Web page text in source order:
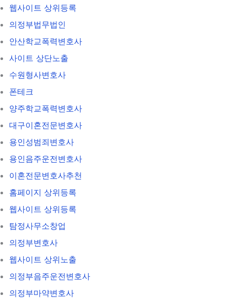
웹사이트 상위등록
의정부법무법인
안산학교폭력변호사
사이트 상단노출
수원형사변호사
폰테크
양주학교폭력변호사
대구이혼전문변호사
용인성범죄변호사
용인음주운전변호사
이혼전문변호사추천
홈페이지 상위등록
웹사이트 상위등록
탐정사무소창업
의정부변호사
웹사이트 상위노출
의정부음주운전변호사
의정부마약변호사